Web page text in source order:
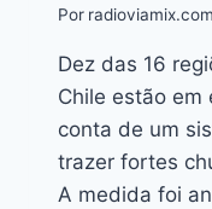
Por
Dez das 16
Chile estão em
conta de um
trazer fortes
A medida foi